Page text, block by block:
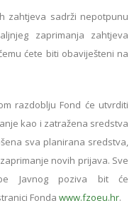
zahtjeva sadrži nepotpunu
zaprimanja zahtjeva
ćete biti obaviješteni na
razdoblju Fond će utvrditi
kao i zatražena sredstva
sva planirana sredstva,
novih prijava. Sve
Javnog poziva bit će
Fonda www.fzoeu.hr.